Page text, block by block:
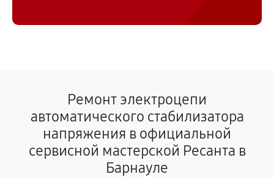
Ремонт электроцепи
автоматического стабилизатора
напряжения в официальной
сервисной мастерской Ресанта в
Барнауле